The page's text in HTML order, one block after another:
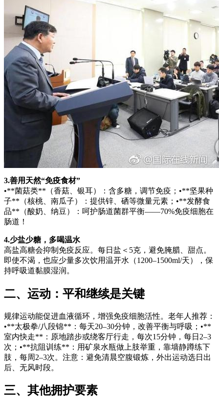
3.善用天然“免疫食材”
•**菌菇类**（香菇、银耳）：含多糖，调节免疫；•**坚果种
子**（核桃、南瓜子）：提供锌、硒等微量元素；•**发酵食
品**（酸奶、纳豆）：呵护肠道菌群平衡——70%免疫细胞在
肠道！
4.少盐少糖，多喝温水
高盐高糖会抑制免疫反应。每日盐＜5克，避免腌腊、甜点。
即使不渴，也应少量多次饮用温开水（1200–1500ml/天），保
持呼吸道黏膜湿润。
二、运动：平和继续是关键
规律运动能促进血液循环，增强免疫细胞活性。老年人推荐：
•**太极拳/八段锦**：每天20–30分钟，改善平衡与呼吸；•**
室内快走**：原地踏步或绕客厅行走，每次15分钟，每日2–3
次；•**抗阻训练**：用矿泉水瓶做上肢举重，靠墙静蹲练下
肢，每周2–3次。注意：避免清晨空腹锻炼，外出运动选日出
后、无风时段。
三、其他拥护要素